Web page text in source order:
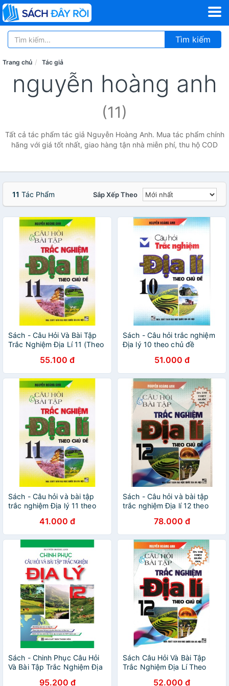
Tìm kiếm
Trang chủ Tác giả
nguyễn hoàng anh
(11)
Tất cả tác phẩm tác giả Nguyễn Hoàng Anh. Mua tác phẩm chính
hãng với giá tốt nhất, giao hàng tận nhà miễn phí, thu hộ COD
11 Tác Phẩm Sắp Xếp Theo
Sách - Câu Hỏi Và Bài Tập
Trắc Nghiệm Địa Lí 11 (Theo
55.100 đ
Sách - Câu hỏi trắc nghiệm
Địa lý 10 theo chủ đề
51.000 đ
Sách - Câu hỏi và bài tập
trắc nghiệm Địa lý 11 theo
41.000 đ
Sách - Câu hỏi và bài tập
trắc nghiệm Địa lí 12 theo
78.000 đ
Sách - Chinh Phục Câu Hỏi
Và Bài Tập Trắc Nghiệm Địa
95.200 đ
Sách Câu Hỏi Và Bài Tập
Trắc Nghiệm Địa Lí Theo
52.000 đ